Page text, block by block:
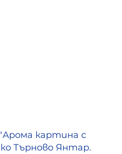
картина с
Търново Янтар.